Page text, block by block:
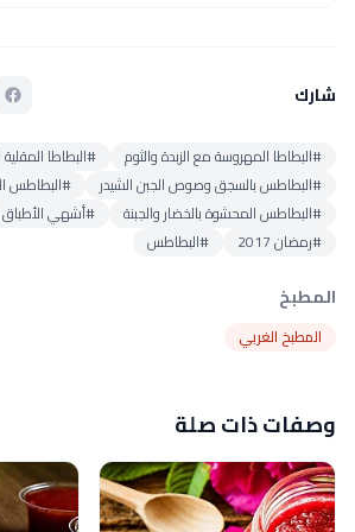
شارك
#البطاطا المهروسة مع الزبدة والثوم
#البطاطا
#البطاطس بالسجق وصوص الجبن الشيدر
#البطاطس
#البطاطس المحشوة بالخضار والجبنة
#أشهي الأطباق
#رمضان 2017
#البطاطس
المطبخ
المطبخ الغربي
وصفات ذات صلة